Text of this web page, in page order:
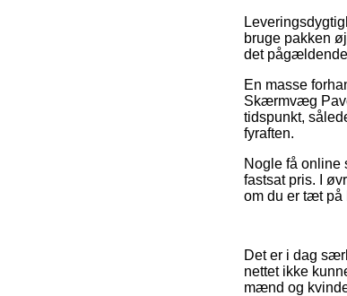
bruge pakken
det
En masse
Skærmvæg
tidspunkt,
fyraften.
Nogle få online
fastsat pris. I
om du er tæt på
Det er i dag
nettet ikke
mænd og